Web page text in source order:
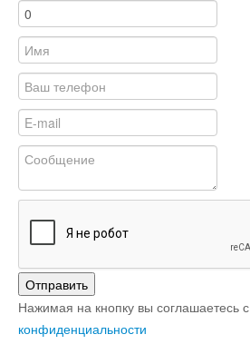
Отправить
Нажимая на кнопку вы соглашаетесь с
конфиденциальности